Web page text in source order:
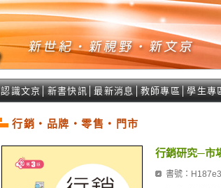
認識文京 新書快訊 │最新消息 教師專區 │學生專
行銷‧品牌‧零售‧門市
行銷研究─市
書號：H187e3